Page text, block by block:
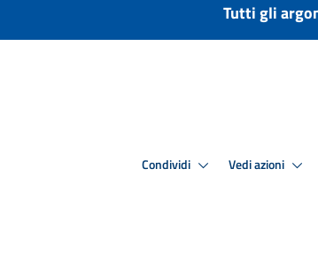
Tutti gli
Condividi Vedi azioni